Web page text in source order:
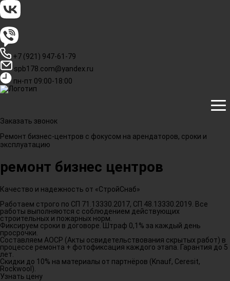
+7 (921) 947-61-79
spb178.com@yandex.ru
пн-пт 09:00-18:00
Заказать звонок
Ремонт бизнес-центров с фокусом на арендаторов, сроки и
эксплуатацию
ремонт бизнес центров
Качество и надежность от «СтройСнаб»
Работаем строго по СП 71.13330.2017, СП 48.13330.2019. Все
работы выполняются с соблюдением действующих
строительных и пожарных норм.
Фиксируем сроки в договоре. Штраф 0,1% за каждый день
просрочки.
Составляем АОСР (Акты освидетельствования скрытых работ) в
процессе ремонта + фотофиксация каждого этапа. Гарантия до 5
лет.
Скидки до 10% на материалы от партнёров (Knauf, Ceresit,
Rockwool).
Узнать цену